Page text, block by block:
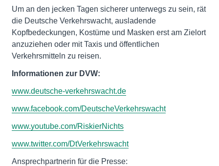
Um an den jecken Tagen sicherer unterwegs zu sein, rät
die Deutsche Verkehrswacht, ausladende
Kopfbedeckungen, Kostüme und Masken erst am Zielort
anzuziehen oder mit Taxis und öffentlichen
Verkehrsmitteln zu reisen.
Informationen zur DVW:
www.deutsche-verkehrswacht.de
www.facebook.com/DeutscheVerkehrswacht
www.youtube.com/RiskierNichts
www.twitter.com/DtVerkehrswacht
Ansprechpartnerin für die Presse: